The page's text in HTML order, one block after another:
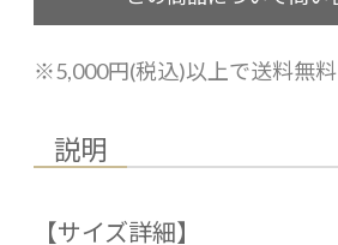
※5,000円(税込)以上で送料無料
説明
【サイズ詳細】